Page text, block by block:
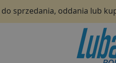
sprzedania, oddania lub